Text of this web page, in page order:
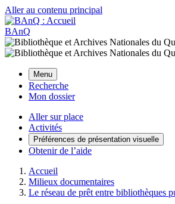
Aller au contenu principal
BAnQ
Menu
Recherche
Mon dossier
Aller sur place
Activités
Préférences de présentation visuelle
Obtenir de l’aide
Accueil
Milieux documentaires
Le réseau de prêt entre bibliothèques